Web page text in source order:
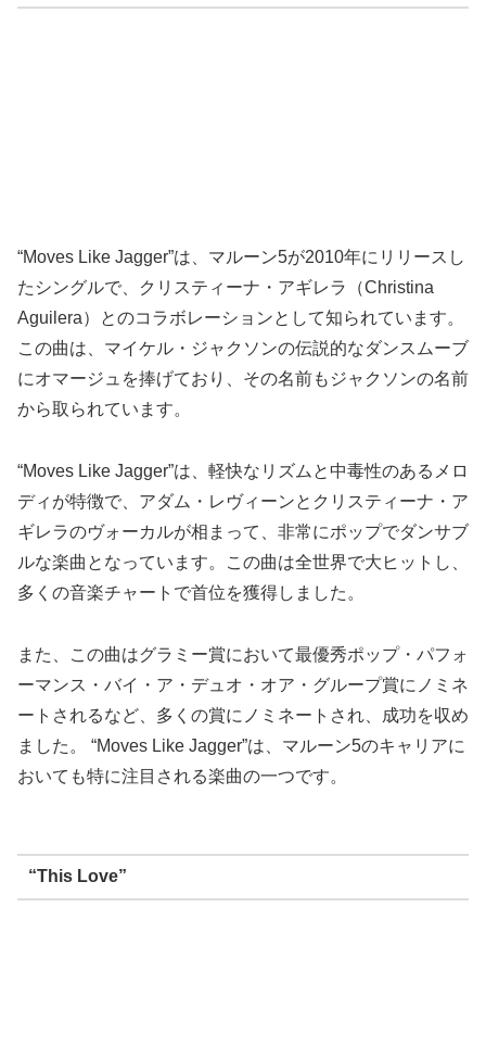
“Moves Like Jagger”は、マルーン5が2010年にリリースし
たシングルで、クリスティーナ・アギレラ（Christina
Aguilera）とのコラボレーションとして知られています。
この曲は、マイケル・ジャクソンの伝説的なダンスムーブ
にオマージュを捧げており、その名前もジャクソンの名前
から取られています。
“Moves Like Jagger”は、軽快なリズムと中毒性のあるメロ
ディが特徴で、アダム・レヴィーンとクリスティーナ・ア
ギレラのヴォーカルが相まって、非常にポップでダンサブ
ルな楽曲となっています。この曲は全世界で大ヒットし、
多くの音楽チャートで首位を獲得しました。
また、この曲はグラミー賞において最優秀ポップ・パフォ
ーマンス・バイ・ア・デュオ・オア・グループ賞にノミネ
ートされるなど、多くの賞にノミネートされ、成功を収め
ました。 “Moves Like Jagger”は、マルーン5のキャリアに
おいても特に注目される楽曲の一つです。
“This Love”